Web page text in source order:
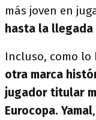
más joven en
hasta la
Incluso, como
otra marca
jugador titular
Eurocopa. Yamal